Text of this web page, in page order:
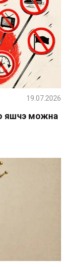
яшчэ можна
19.07.2026